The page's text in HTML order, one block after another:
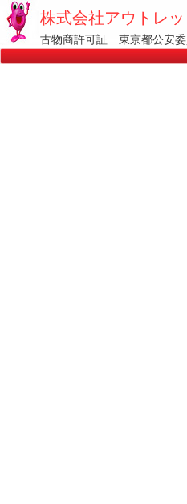
株式会社アウトレ
古物商許可証 東京都公安